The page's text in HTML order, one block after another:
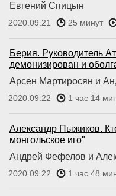
Евгений Спицын
2020.09.21 25 минут
Берия. Руководитель
демонизирован и
Арсен Мартиросян и
2020.09.22 1 час 14
Александр Пыжиков.
монгольское иго"
Андрей Фефелов и
2020.09.22 1 час 48